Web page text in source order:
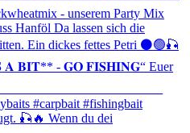
🎣🔥 Wenn du dei